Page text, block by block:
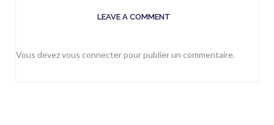
LEAVE A COMMENT
Vous devezvous connecterpour publier un commentaire.